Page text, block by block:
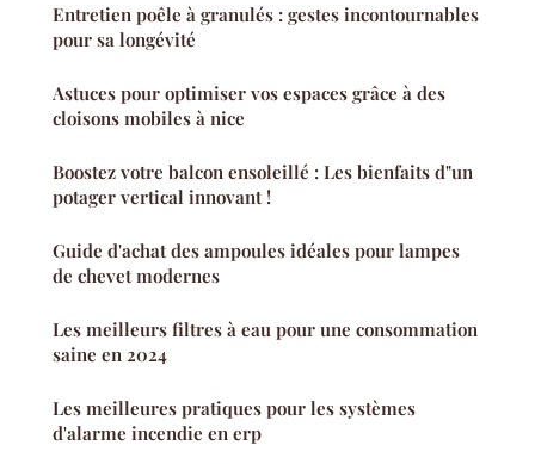
Entretien poêle à granulés : gestes incontournables
pour sa longévité
Astuces pour optimiser vos espaces grâce à des
cloisons mobiles à nice
Boostez votre balcon ensoleillé : Les bienfaits d"un
potager vertical innovant !
Guide d'achat des ampoules idéales pour lampes
de chevet modernes
Les meilleurs filtres à eau pour une consommation
saine en 2024
Les meilleures pratiques pour les systèmes
d'alarme incendie en erp